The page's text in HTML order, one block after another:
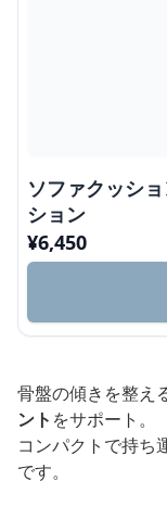
ソファクッシ
ション
¥6,450
骨盤の傾きを整え
ント をサポート。
コンパクトで持ち
です。